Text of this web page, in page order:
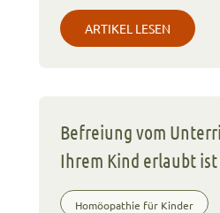
ARTIKEL LESEN
Befreiung vom
Ihrem Kind erlaubt ist
Homöopathie für Kinder